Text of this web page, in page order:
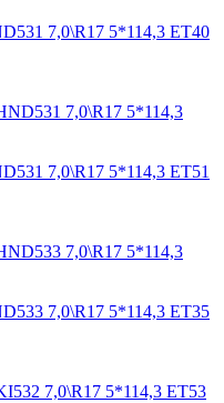
7,0\R17 5*114,3 ET40
7,0\R17 5*114,3 ET51
7,0\R17 5*114,3 ET35